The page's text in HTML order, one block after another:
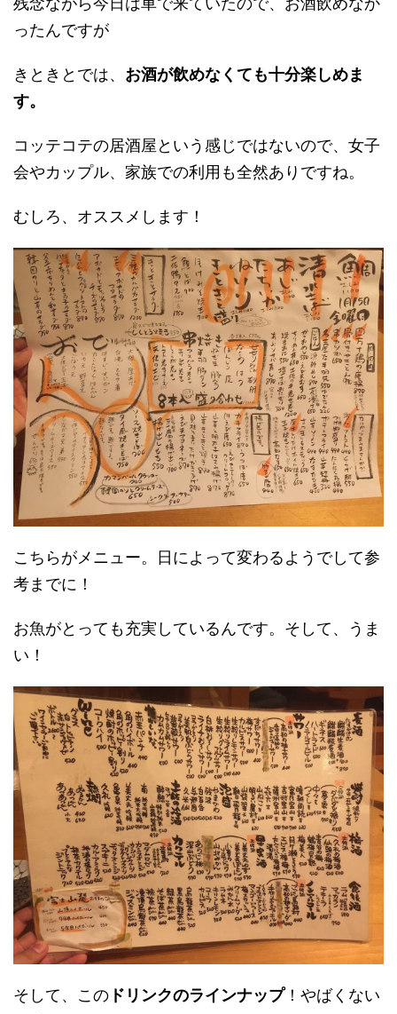
ったんですが
きときとでは、 お酒が飲めなくても十分楽しめま
す。
コッテコテの居酒屋という感じではないので、女子
会やカップル、家族での利用も全然ありですね。
むしろ、オススメします！
こちらがメニュー。日によって変わるようでして参
考までに！
お魚がとっても充実しているんです。そして、うま
い！
そして、この ドリンクのラインナップ！やばくない